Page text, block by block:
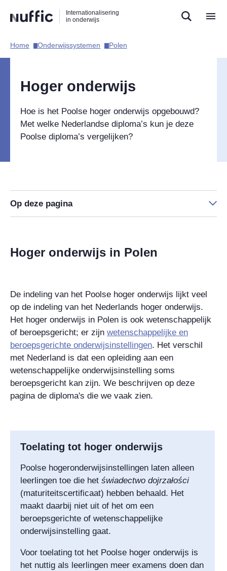
naar
zoekfunctie
naar
hoofdnavigatie
naar
inhoud
Internationalisering
in onderwijs
Hoofdnavigatie
Home​ Onderwijssystemen​ Polen​
Hoger onderwijs
Hoe is het Poolse hoger onderwijs opgebouwd?
Met welke Nederlandse diploma’s kun je deze
Poolse diploma’s vergelijken?
Op deze pagina
Hoger onderwijs in Polen
De indeling van het Poolse hoger onderwijs lijkt veel
op de indeling van het Nederlands hoger onderwijs.
Het hoger onderwijs in Polen is ook wetenschappelijk
of beroepsgericht; er zijn wetenschappelijke en
beroepsgerichte onderwijsinstellingen. Het verschil
met Nederland is dat een opleiding aan een
wetenschappelijke onderwijsinstelling soms
beroepsgericht kan zijn. We beschrijven op deze
pagina de diploma's die we vaak zien.
Toelating tot hoger onderwijs
Poolse hogeronderwijsinstellingen laten alleen
leerlingen toe die het świadectwo dojrzałości
(maturiteitscertificaat) hebben behaald. Het
maakt daarbij niet uit of het om een
beroepsgerichte of wetenschappelijke
onderwijsinstelling gaat.
Voor toelating tot het Poolse hoger onderwijs is
het nuttig als leerlingen meer examens doen dan